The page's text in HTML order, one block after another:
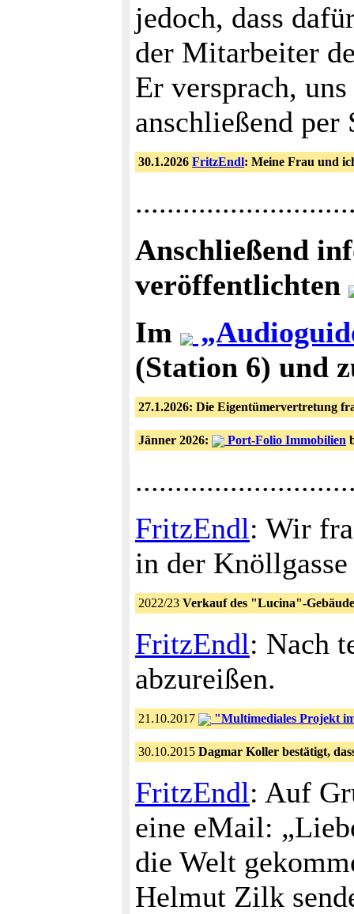
jedoch, dass
der Mitarbeiter
Er versprach,
anschließend
30.1.2026 FritzEndl: Meine Frau und
Anschließend
veröffentlichten
Im
(Station 6) und
27.1.2026: Die Eigentümervertretung
Jänner 2026: Port-Folio Immobilien
FritzEndl: Wir
in der
2022/23 Verkauf des "Lucina"-
FritzEndl: Nach
abzureißen.
21.10.2017 "Multimediales Projekt
30.10.2015 Dagmar Koller bestätigt,
FritzEndl: Auf
eine eMail:
die Welt
Helmut Zilk